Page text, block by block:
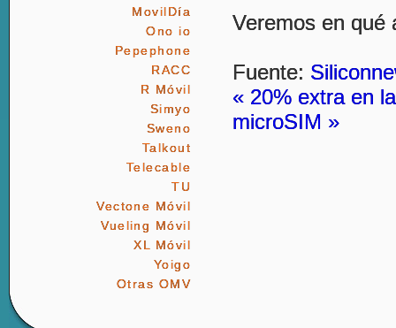
MovilDía
Ono io
Pepephone
RACC
R Móvil
Simyo
Sweno
Talkout
Telecable
TU
Vectone Móvil
Vueling Móvil
XL Móvil
Yoigo
Otras OMV
Veremos en qué
Fuente:
« 20% extra en
microSIM »